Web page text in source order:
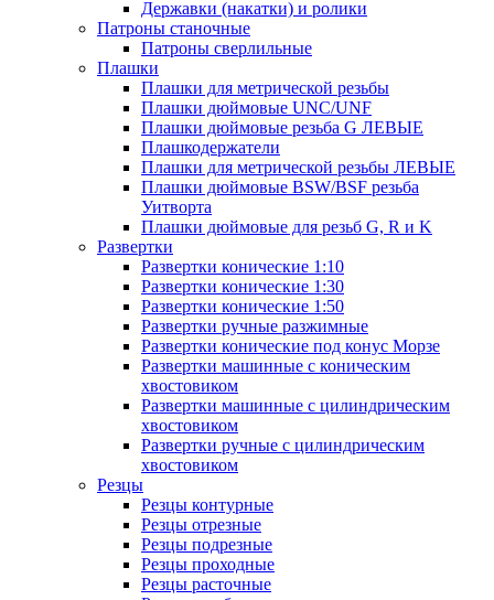
Державки (накатки) и ролики
Патроны станочные
Патроны сверлильные
Плашки
Плашки для метрической резьбы
Плашки дюймовые UNC/UNF
Плашки дюймовые резьба G ЛЕВЫЕ
Плашкодержатели
Плашки для метрической резьбы ЛЕВЫЕ
Плашки дюймовые BSW/BSF резьба
Уитворта
Плашки дюймовые для резьб G, R и K
Развертки
Развертки конические 1:10
Развертки конические 1:30
Развертки конические 1:50
Развертки ручные разжимные
Развертки конические под конус Морзе
Развертки машинные с коническим
хвостовиком
Развертки машинные с цилиндрическим
хвостовиком
Развертки ручные с цилиндрическим
хвостовиком
Резцы
Резцы контурные
Резцы отрезные
Резцы подрезные
Резцы проходные
Резцы расточные